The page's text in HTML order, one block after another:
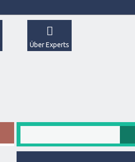
Über Experts